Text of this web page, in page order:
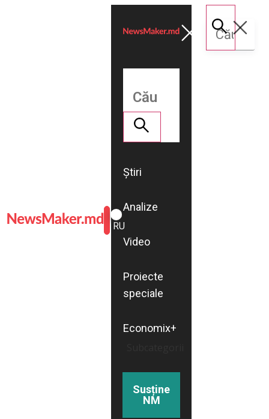
ROMÂNĂ
RU
Știri
Analize
Video
Proiecte
speciale
Economix+
Susține
NM